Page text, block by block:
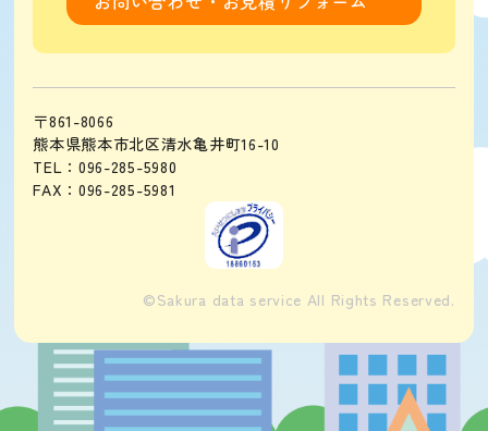
〒861-8066
熊本県熊本市北区清水亀井町16-10
TEL：096-285-5980
FAX：096-285-5981
©Sakura data service All Rights Reserved.